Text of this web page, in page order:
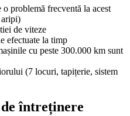
o problemă frecventă la acest
aripi)
de viteze
efectuate la timp
cu peste 300.000 km sunt
(7 locuri, tapițerie, sistem
întreținere